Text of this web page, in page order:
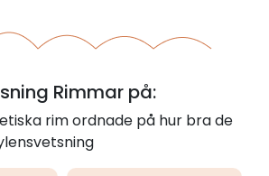
Rimmar på:
rim ordnade på hur bra de